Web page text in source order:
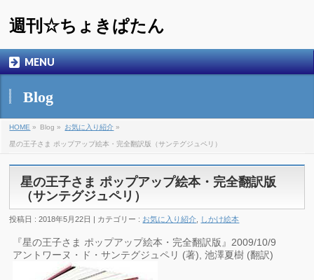
週刊☆ちょきぱたん
MENU
Blog
HOME » Blog » お気に入り紹介 »
星の王子さま ポップアップ絵本・完全翻訳版（サンテグジュペリ）
星の王子さま ポップアップ絵本・完全翻訳版
（サンテグジュペリ）
投稿日 : 2018年5月22日 | カテゴリー : お気に入り紹介 しかけ絵本
『星の王子さま ポップアップ絵本・完全翻訳版』2009/10/9
アントワーヌ・ド・サンテグジュペリ (著), 池澤夏樹 (翻訳)